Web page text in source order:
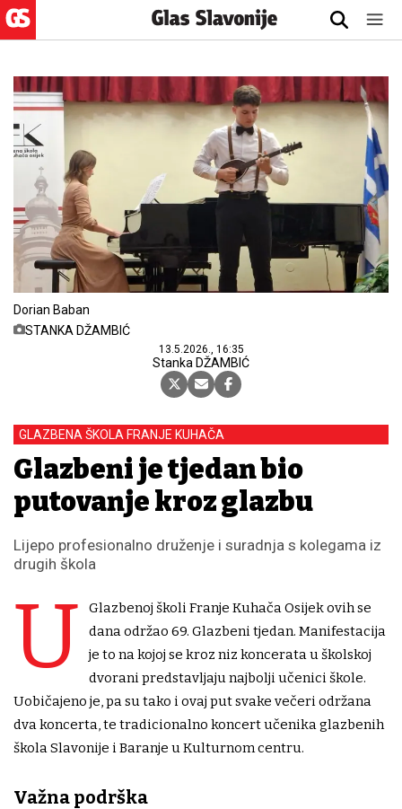
Dorian Baban
STANKA DŽAMBIĆ
13.5.2026., 16:35
Stanka DŽAMBIĆ
GLAZBENA ŠKOLA FRANJE KUHAČA
Glazbeni je tjedan bio
putovanje kroz glazbu
Lijepo profesionalno druženje i suradnja s kolegama iz
drugih škola
U
Glazbenoj školi Franje Kuhača Osijek ovih se
dana održao 69. Glazbeni tjedan. Manifestacija
je to na kojoj se kroz niz koncerata u školskoj
dvorani predstavljaju najbolji učenici škole.
Uobičajeno je, pa su tako i ovaj put svake večeri održana
dva koncerta, te tradicionalno koncert učenika glazbenih
škola Slavonije i Baranje u Kulturnom centru.
Važna podrška